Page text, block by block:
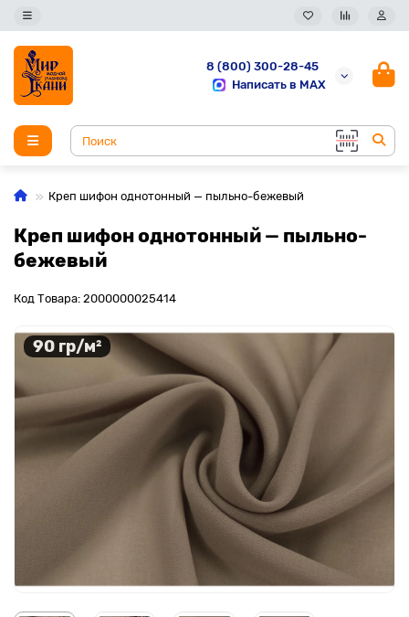
8 (800) 300-28-45
Написать в MAX
Креп шифон однотонный — пыльно-бежевый
Креп шифон однотонный — пыльно-
бежевый
Код Товара: 2000000025414
90 гр/м²